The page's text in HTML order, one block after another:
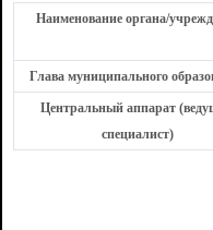
Наименование органа/
Глава муниципального
Центральный аппарат
специалист)